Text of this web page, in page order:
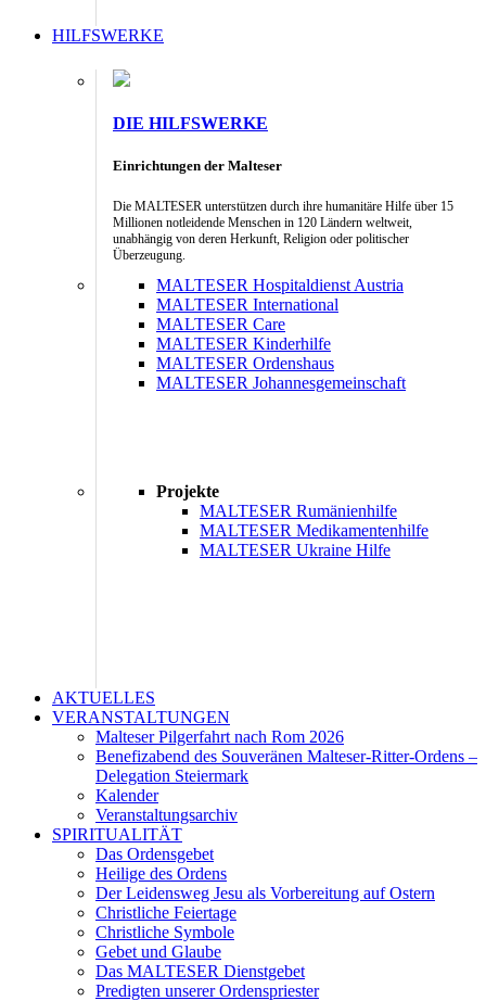
HILFSWERKE
DIE HILFSWERKE
Einrichtungen der Malteser
Die MALTESER unterstützen durch ihre humanitäre Hilfe über 15
Millionen notleidende Menschen in 120 Ländern weltweit,
unabhängig von deren Herkunft, Religion oder politischer
Überzeugung.
MALTESER Hospitaldienst Austria
MALTESER International
MALTESER Care
MALTESER Kinderhilfe
MALTESER Ordenshaus
MALTESER Johannesgemeinschaft
Projekte
MALTESER Rumänienhilfe
MALTESER Medikamentenhilfe
MALTESER Ukraine Hilfe
AKTUELLES
VERANSTALTUNGEN
Malteser Pilgerfahrt nach Rom 2026
Benefizabend des Souveränen Malteser-Ritter-Ordens –
Delegation Steiermark
Kalender
Veranstaltungsarchiv
SPIRITUALITÄT
Das Ordensgebet
Heilige des Ordens
Der Leidensweg Jesu als Vorbereitung auf Ostern
Christliche Feiertage
Christliche Symbole
Gebet und Glaube
Das MALTESER Dienstgebet
Predigten unserer Ordenspriester